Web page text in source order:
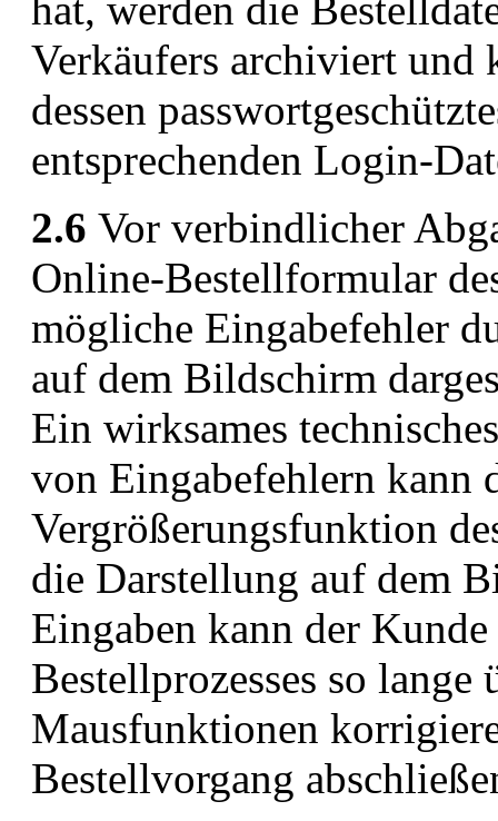
hat, werden die
Verkäufers archiviert und
dessen
entsprechenden Login-
2.6 Vor verbindlicher
Online-Bestellformular
mögliche Eingabefehler
auf dem Bildschirm
Ein wirksames
von Eingabefehlern kann
Vergrößerungsfunktion
die Darstellung auf dem
Eingaben kann der
Bestellprozesses so
Mausfunktionen
Bestellvorgang